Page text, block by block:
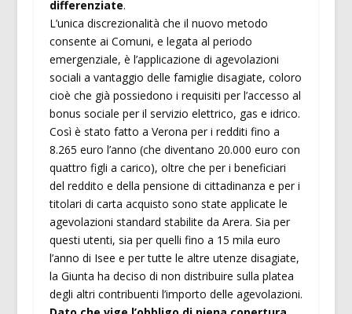
differenziate.
L’unica discrezionalità che il nuovo metodo
consente ai Comuni, e legata al periodo
emergenziale, è l’applicazione di agevolazioni
sociali a vantaggio delle famiglie disagiate, coloro
cioè che già possiedono i requisiti per l’accesso al
bonus sociale per il servizio elettrico, gas e idrico.
Così è stato fatto a Verona per i redditi fino a
8.265 euro l’anno (che diventano 20.000 euro con
quattro figli a carico), oltre che per i beneficiari
del reddito e della pensione di cittadinanza e per i
titolari di carta acquisto sono state applicate le
agevolazioni standard stabilite da Arera. Sia per
questi utenti, sia per quelli fino a 15 mila euro
l’anno di Isee e per tutte le altre utenze disagiate,
la Giunta ha deciso di non distribuire sulla platea
degli altri contribuenti l’importo delle agevolazioni.